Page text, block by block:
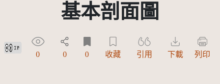
基本剖面圖
創用CC姓名標示 3.0 台灣及其後版本(CC BY 3.0 TW +)
0 0 0 收藏 引用 下載 列印